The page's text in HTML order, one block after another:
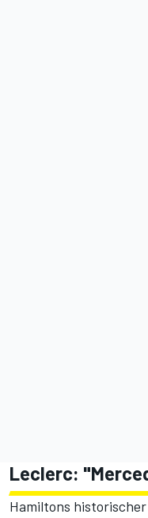
Leclerc:
Hamiltons